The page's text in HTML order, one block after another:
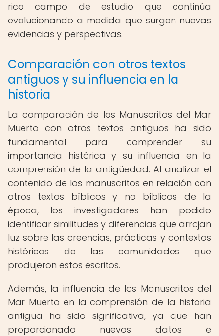
rico campo de estudio que continúa
evolucionando a medida que surgen nuevas
evidencias y perspectivas.
Comparación con otros textos
antiguos y su influencia en la
historia
La comparación de los Manuscritos del Mar
Muerto con otros textos antiguos ha sido
fundamental para comprender su
importancia histórica y su influencia en la
comprensión de la antigüedad. Al analizar el
contenido de los manuscritos en relación con
otros textos bíblicos y no bíblicos de la
época, los investigadores han podido
identificar similitudes y diferencias que arrojan
luz sobre las creencias, prácticas y contextos
históricos de las comunidades que
produjeron estos escritos.
Además, la influencia de los Manuscritos del
Mar Muerto en la comprensión de la historia
antigua ha sido significativa, ya que han
proporcionado nuevos datos e